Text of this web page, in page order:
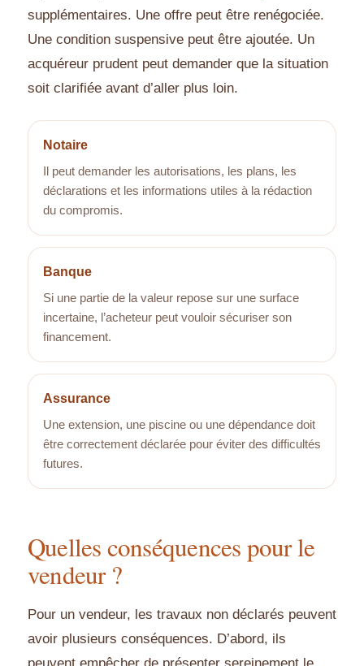
supplémentaires. Une offre peut être renégociée.
Une condition suspensive peut être ajoutée. Un
acquéreur prudent peut demander que la situation
soit clarifiée avant d’aller plus loin.
Notaire
Il peut demander les autorisations, les plans, les
déclarations et les informations utiles à la rédaction
du compromis.
Banque
Si une partie de la valeur repose sur une surface
incertaine, l’acheteur peut vouloir sécuriser son
financement.
Assurance
Une extension, une piscine ou une dépendance doit
être correctement déclarée pour éviter des difficultés
futures.
Quelles conséquences pour le
vendeur ?
Pour un vendeur, les travaux non déclarés peuvent
avoir plusieurs conséquences. D’abord, ils